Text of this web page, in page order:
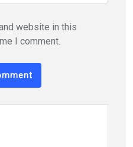
website in this
I comment.